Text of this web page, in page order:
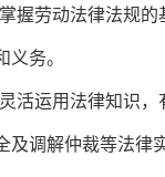
掌握劳动法律法规的
义务。
活运用法律知识，
及调解仲裁等法律